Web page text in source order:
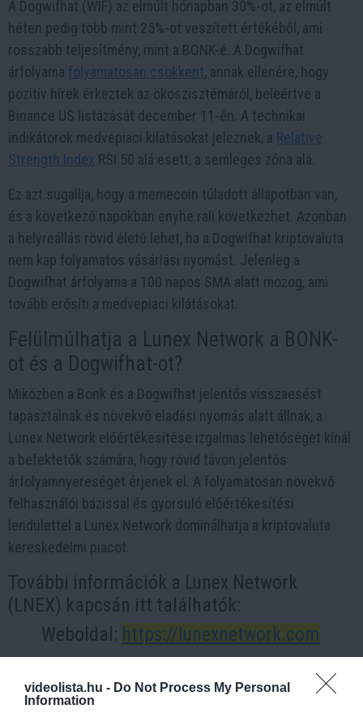
videolista.hu - Do Not Process My Personal
Information
A Dogwifhat (WIF) az elmúlt hónapban 30%-ot, az elmúlt
héten pedig több mint 25%-ot veszített értékéből, ami
rosszabb teljesítmény, mint a BONK-é. A Dogwifhat
árfolyama folyamatosan csökkent, annak ellenére, hogy
pozitív hírek érkeztek az ökoszisztémáról, beleértve a
Binance US listázását december 11-én. A technikai
indikátorok medvepiaci kilátásokat jeleznek, a Relative
Strength Index RSI 50 alá esett, a semleges zóna alá.
Ez azt sugallja, hogy a memecoin túladott állapotban van,
és a következő napokban enyhe rali következhet. Azonban
a helyreállás rövid életű lehet, ha a Dogwifhat kriptovaluta
nem kap folyamatos vásárlási nyomást. Jelenleg a
Dogwifhat árfolyama a 100 napos SMA alatt mozog, ami
tovább erősíti a medvepiaci kilátásokat.
Felülmúlhatja a Lunex Network a BONK-
ot és a Dogwifhat-ot?
Miközben a Bonk és a Dogwifhat jelentős visszaesést
tapasztalnak és növekvő eladási nyomás alatt állnak, a
Lunex Network előértékesítése izgalmas lehetőséget kínál
a befektetők számára, hogy rövid távon jelentős
árfolyamnyereséget érjenek el. A folyamatosan növekvő
felhasználói bázissal és gyorsuló előértékesítési
lendülettel a Lunex Network dominálhatja a kriptovaluta
kereskedelmi piacot.
További információk a Lunex Network
(LNEX) kapcsán itt találhatók:
Weboldal: https://lunexnetwork.com
A fenti írás egy vendégtartalom így annak tartalmáért a